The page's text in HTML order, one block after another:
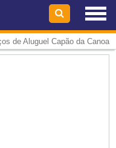
de Aluguel Capão da Canoa